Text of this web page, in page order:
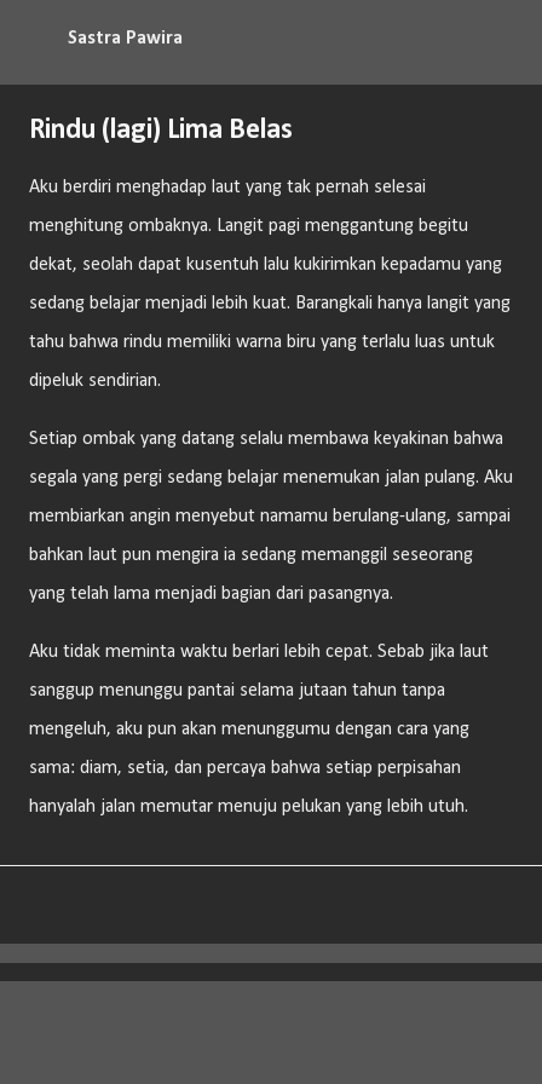
Langsung ke konten utama
Sastra Pawira
Rindu (lagi) Lima Belas
Aku berdiri menghadap laut yang tak pernah selesai
menghitung ombaknya. Langit pagi menggantung begitu
dekat, seolah dapat kusentuh lalu kukirimkan kepadamu yang
sedang belajar menjadi lebih kuat. Barangkali hanya langit yang
tahu bahwa rindu memiliki warna biru yang terlalu luas untuk
dipeluk sendirian.
Setiap ombak yang datang selalu membawa keyakinan bahwa
segala yang pergi sedang belajar menemukan jalan pulang. Aku
membiarkan angin menyebut namamu berulang-ulang, sampai
bahkan laut pun mengira ia sedang memanggil seseorang
yang telah lama menjadi bagian dari pasangnya.
Aku tidak meminta waktu berlari lebih cepat. Sebab jika laut
sanggup menunggu pantai selama jutaan tahun tanpa
mengeluh, aku pun akan menunggumu dengan cara yang
sama: diam, setia, dan percaya bahwa setiap perpisahan
hanyalah jalan memutar menuju pelukan yang lebih utuh.